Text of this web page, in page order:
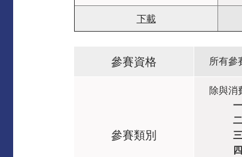
下載
參賽資格 所有參
參賽類別
除與消